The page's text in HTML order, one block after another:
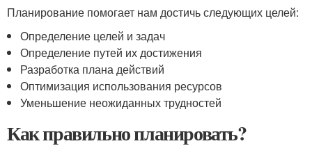
Планирование помогает нам достичь следующих целей:
Определение целей и задач
Определение путей их достижения
Разработка плана действий
Оптимизация использования ресурсов
Уменьшение неожиданных трудностей
Как правильно планировать?